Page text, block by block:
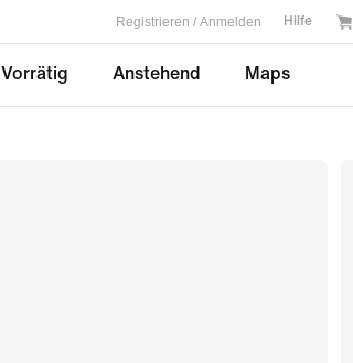
Registrieren / Anmelden Hilfe
Vorrätig Anstehend Maps